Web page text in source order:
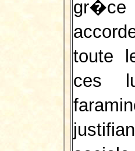
gr�ce
toute
ces